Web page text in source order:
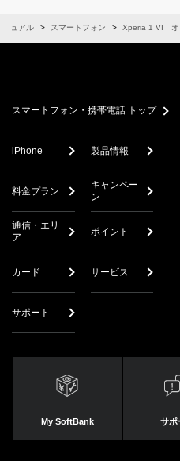
ニュアル スマートフォン Xperia 1 VI オ
スマートフォン・携帯電話 トップ
iPhone 製品情報
料金プラン
キャンペー
ン
通信・エリ
ア
ポイント
カード サービス
サポート
My SoftBank サポ